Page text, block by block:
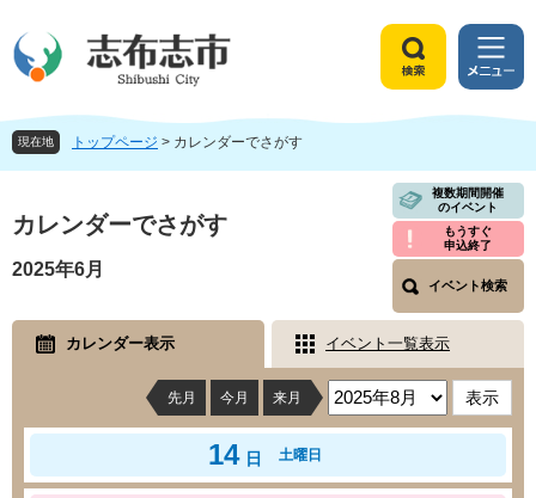
ジ
頭
ュ
飛
本
文
索
メ
ニ
ュ
現在地 トップページ > カレンダーでさがす
文
カレンダーでさがす
複数期間開催
のイベント
もうすぐ
申込終了
イベント検索
2025年6月
カレンダー表示 イベント一覧表示
先月 今月 来月
14 日 土曜日